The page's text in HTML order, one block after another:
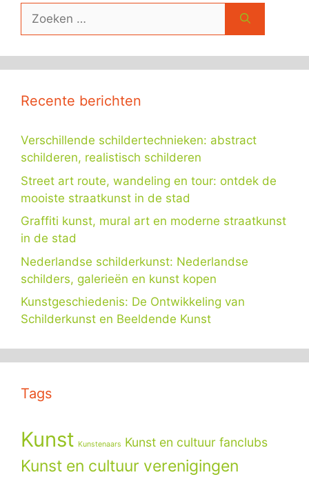
Zoek
Recente berichten
Verschillende schildertechnieken: abstract
schilderen, realistisch schilderen
Street art route, wandeling en tour: ontdek de
mooiste straatkunst in de stad
Graffiti kunst, mural art en moderne straatkunst
in de stad
Nederlandse schilderkunst: Nederlandse
schilders, galerieën en kunst kopen
Kunstgeschiedenis: De Ontwikkeling van
Schilderkunst en Beeldende Kunst
Tags
Kunst Kunstenaars Kunst en cultuur fanclubs
Kunst en cultuur verenigingen